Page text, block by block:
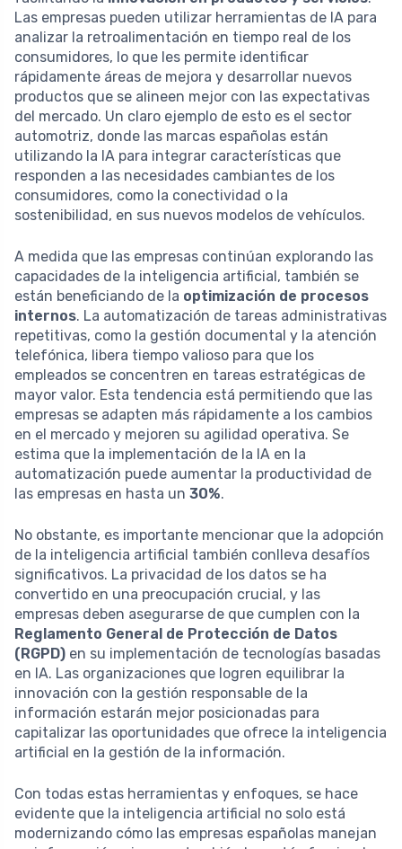
Las empresas pueden utilizar herramientas de IA para
analizar la retroalimentación en tiempo real de los
consumidores, lo que les permite identificar
rápidamente áreas de mejora y desarrollar nuevos
productos que se alineen mejor con las expectativas
del mercado. Un claro ejemplo de esto es el sector
automotriz, donde las marcas españolas están
utilizando la IA para integrar características que
responden a las necesidades cambiantes de los
consumidores, como la conectividad o la
sostenibilidad, en sus nuevos modelos de vehículos.
A medida que las empresas continúan explorando las
capacidades de la inteligencia artificial, también se
están beneficiando de la optimización de procesos
internos. La automatización de tareas administrativas
repetitivas, como la gestión documental y la atención
telefónica, libera tiempo valioso para que los
empleados se concentren en tareas estratégicas de
mayor valor. Esta tendencia está permitiendo que las
empresas se adapten más rápidamente a los cambios
en el mercado y mejoren su agilidad operativa. Se
estima que la implementación de la IA en la
automatización puede aumentar la productividad de
las empresas en hasta un 30%.
No obstante, es importante mencionar que la adopción
de la inteligencia artificial también conlleva desafíos
significativos. La privacidad de los datos se ha
convertido en una preocupación crucial, y las
empresas deben asegurarse de que cumplen con la
Reglamento General de Protección de Datos
(RGPD) en su implementación de tecnologías basadas
en IA. Las organizaciones que logren equilibrar la
innovación con la gestión responsable de la
información estarán mejor posicionadas para
capitalizar las oportunidades que ofrece la inteligencia
artificial en la gestión de la información.
Con todas estas herramientas y enfoques, se hace
evidente que la inteligencia artificial no solo está
modernizando cómo las empresas españolas manejan